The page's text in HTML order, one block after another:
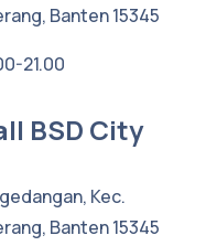
Banten 15345
21.00
BSD City
Kec.
Banten 15345